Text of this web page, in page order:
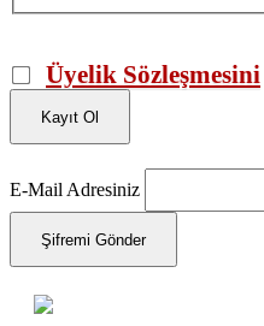
Üyelik Sözleşmesini
Kayıt Ol
E-Mail Adresiniz
Şifremi Gönder